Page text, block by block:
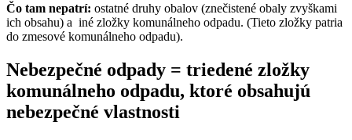
Čo tam nepatrí: ostatné druhy obalov (znečistené obaly zvyškami
ich obsahu) a iné zložky komunálneho odpadu. (Tieto zložky patria
do zmesové komunálneho odpadu).
Nebezpečné odpady = triedené zložky
komunálneho odpadu, ktoré obsahujú
nebezpečné vlastnosti